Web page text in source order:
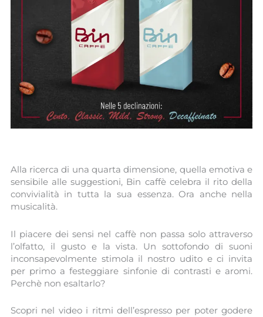
Alla ricerca di una quarta dimensione, quella emotiva e
sensibile alle suggestioni, Bin caffè celebra il rito della
convivialità in tutta la sua essenza. Ora anche nella
musicalità.
Il piacere dei sensi nel caffè non passa solo attraverso
l’olfatto, il gusto e la vista. Un sottofondo di suoni
inconsapevolmente stimola il nostro udito e ci invita
per primo a festeggiare sinfonie di contrasti e aromi.
Perchè non esaltarlo?
Scopri nel video i ritmi dell’espresso per poter godere